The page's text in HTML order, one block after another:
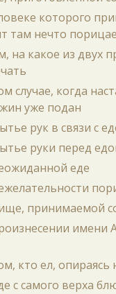
которого
там нечто
на какое из двух
случае, когда
уже подан
рук в связи с
руки перед
еде
принимаемой
имени
кто ел, опираясь
с самого верха